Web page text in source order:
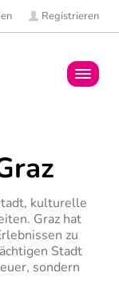
Registrieren
kulturelle
Graz hat
zu
Stadt
sondern